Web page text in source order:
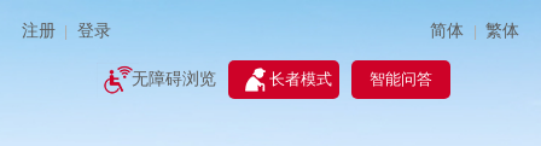
注册 登录 简体 | 繁体
无障碍浏览 长者模式 智能问答